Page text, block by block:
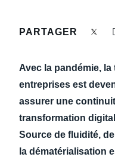
DEVOIR DE
FRAIS DE
L’EXPÉRIENCE
PARTAGER
Avec la pandémie,
entreprises est
assurer une
transformation
Source de fluidité,
la dématérialisation